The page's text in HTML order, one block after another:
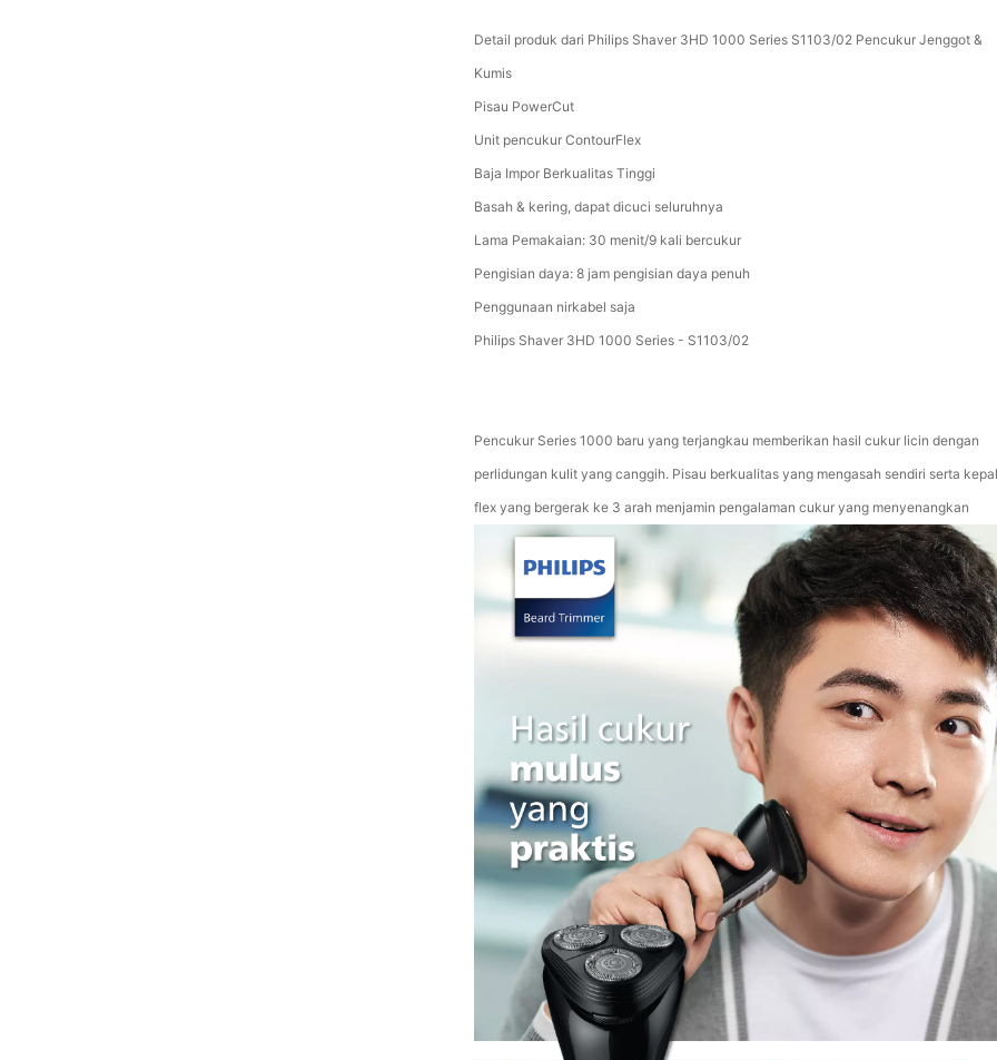
Detail produk dari Philips Shaver 3HD 1000 Series S1103/02 Pencukur Jenggot &
Kumis
Pisau PowerCut
Unit pencukur ContourFlex
Baja Impor Berkualitas Tinggi
Basah & kering, dapat dicuci seluruhnya
Lama Pemakaian: 30 menit/9 kali bercukur
Pengisian daya: 8 jam pengisian daya penuh
Penggunaan nirkabel saja
Philips Shaver 3HD 1000 Series - S1103/02
Pencukur Series 1000 baru yang terjangkau memberikan hasil cukur licin dengan
perlidungan kulit yang canggih. Pisau berkualitas yang mengasah sendiri serta
flex yang bergerak ke 3 arah menjamin pengalaman cukur yang menyenangkan